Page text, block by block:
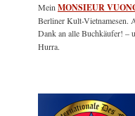
Mein MONSIEUR
Berliner Kult-Vietnamesen.
Dank an alle Buchkäufer! –
Hurra.